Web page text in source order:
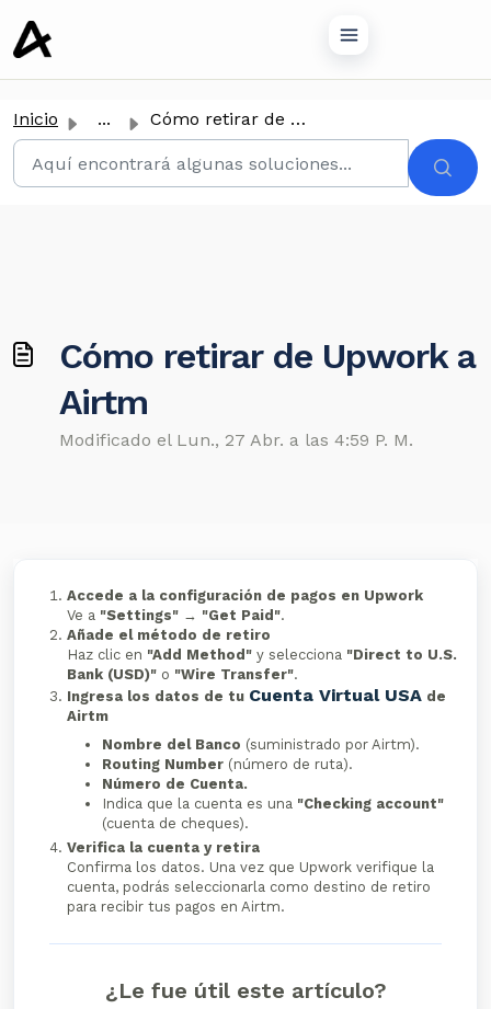
principal
Inicio ... Cómo retirar de Upwork a Airtm
Cómo retirar de Upwork a
Airtm
Modificado el Lun., 27 Abr. a las 4:59 P. M.
Accede a la configuración de pagos en Upwork
Ve a "Settings" → "Get Paid".
Añade el método de retiro
Haz clic en "Add Method" y selecciona "Direct to U.S.
Bank (USD)" o "Wire Transfer".
Ingresa los datos de tu Cuenta Virtual USA de
Airtm
Nombre del Banco (suministrado por Airtm).
Routing Number (número de ruta).
Número de Cuenta.
Indica que la cuenta es una "Checking account"
(cuenta de cheques).
Verifica la cuenta y retira
Confirma los datos. Una vez que Upwork verifique la
cuenta, podrás seleccionarla como destino de retiro
para recibir tus pagos en Airtm.
¿Le fue útil este artículo?